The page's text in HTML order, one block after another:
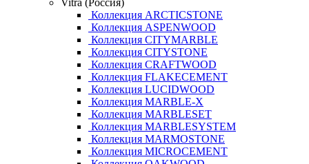
Vitra (Россия)
Коллекция ARCTICSTONE
Коллекция ASPENWOOD
Коллекция CITYMARBLE
Коллекция CITYSTONE
Коллекция CRAFTWOOD
Коллекция FLAKECEMENT
Коллекция LUCIDWOOD
Коллекция MARBLE-X
Коллекция MARBLESET
Коллекция MARBLESYSTEM
Коллекция MARMOSTONE
Коллекция MICROCEMENT